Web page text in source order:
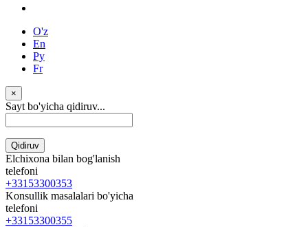
O'z
En
Ру
Fr
×
Sayt bo'yicha qidiruv...
Qidiruv
Elchixona bilan bog'lanish
telefoni
+33153300353
Konsullik masalalari bo'yicha
telefoni
+33153300355